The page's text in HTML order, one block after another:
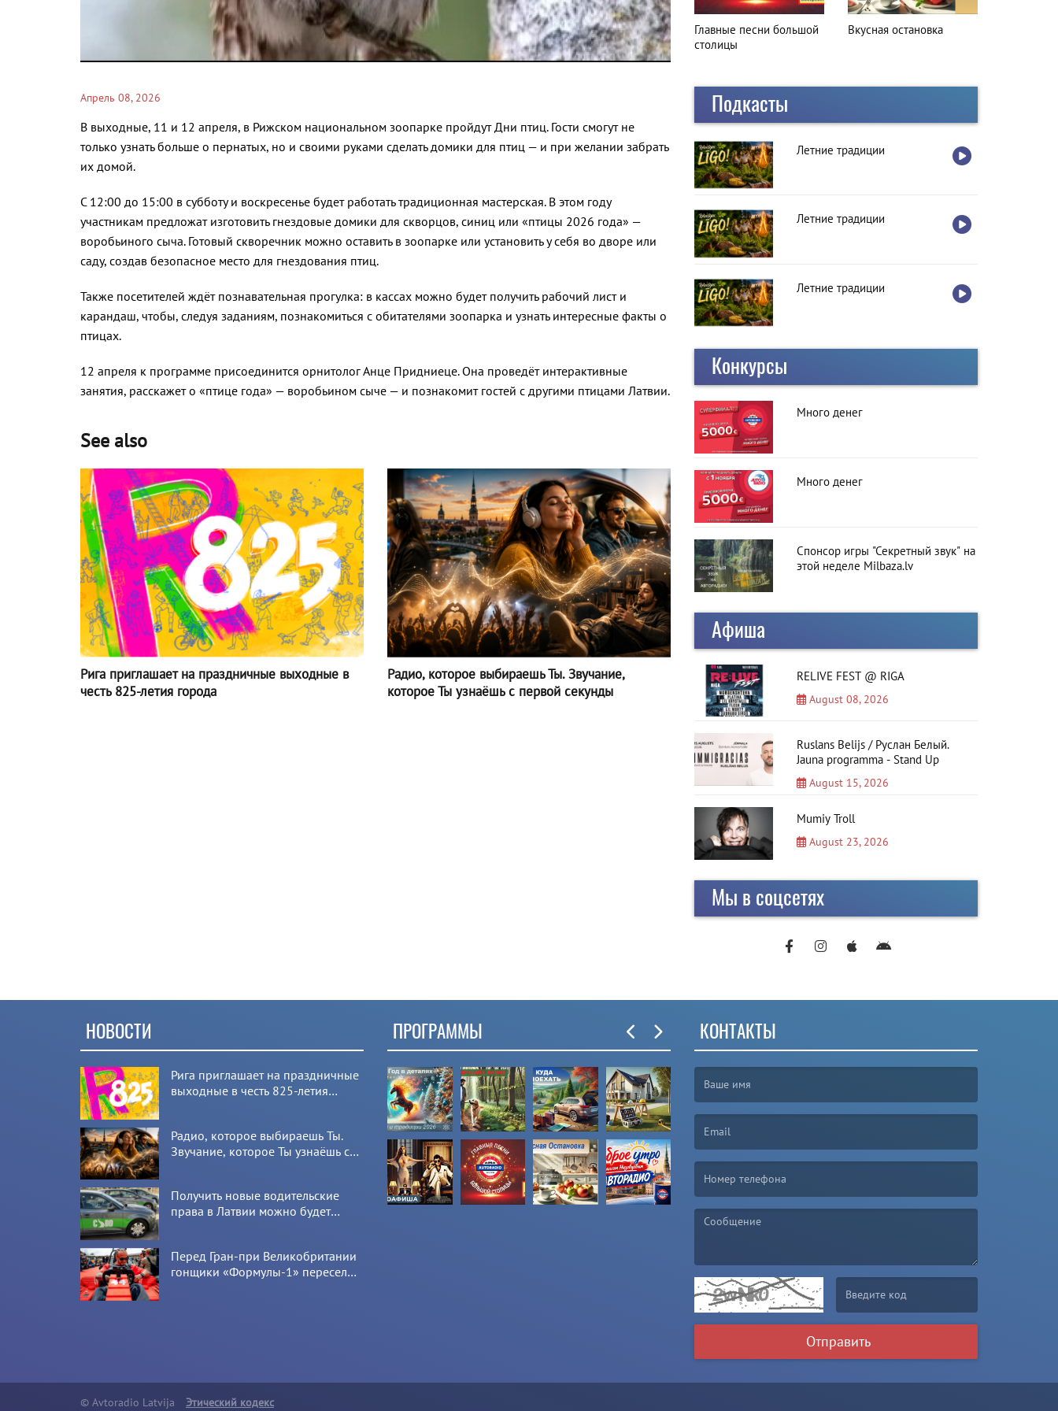
Апрель 08, 2026
В выходные, 11 и 12 апреля, в Рижском национальном зоопарке пройдут Дни птиц. Гости смогут не
только узнать больше о пернатых, но и своими руками сделать домики для птиц — и при желании забрать
их домой.
С 12:00 до 15:00 в субботу и воскресенье будет работать традиционная мастерская. В этом году
участникам предложат изготовить гнездовые домики для скворцов, синиц или «птицы 2026 года» —
воробьиного сыча. Готовый скворечник можно оставить в зоопарке или установить у себя во дворе или
саду, создав безопасное место для гнездования птиц.
Также посетителей ждёт познавательная прогулка: в кассах можно будет получить рабочий лист и
карандаш, чтобы, следуя заданиям, познакомиться с обитателями зоопарка и узнать интересные факты о
птицах.
12 апреля к программе присоединится орнитолог Анце Придниеце. Она проведёт интерактивные
занятия, расскажет о «птице года» — воробьином сыче — и познакомит гостей с другими птицами Латвии.
See also
Рига приглашает на праздничные выходные в
честь 825-летия города
Радио, которое выбираешь Ты. Звучание,
которое Ты узнаёшь с первой секунды
Киноафиша
Главные песни большой
столицы
Вкусная остановка
Подкасты
Летние традиции
Летние традиции
Летние традиции
Конкурсы
Много денег
Много денег
Спонсор игры "Секретный звук" на
этой неделе Milbaza.lv
Афиша
RELIVE FEST @ RIGA
August 08, 2026
Ruslans Belijs / Руслан Белый.
Jauna programma - Stand Up
August 15, 2026
Mumiy Troll
August 23, 2026
Мы в соцсетях
НОВОСТИ
Рига приглашает на праздничные
выходные в честь 825-летия
Радио, которое выбираешь Ты.
Звучание, которое Ты узнаёшь с
Получить новые водительские
права в Латвии можно будет
Перед Гран-при Великобритании
гонщики «Формулы-1» пересели
ПРОГРАММЫ КОНТАКТЫ
Отправить
© Avtoradio Latvija Этический кодекс